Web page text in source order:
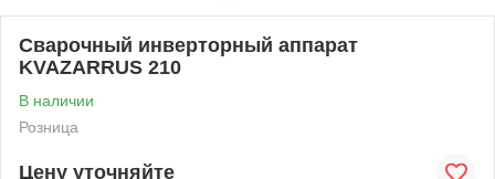
Cварочный инверторный аппарат
KVAZARRUS 210
В наличии
Розница
Цену уточняйте